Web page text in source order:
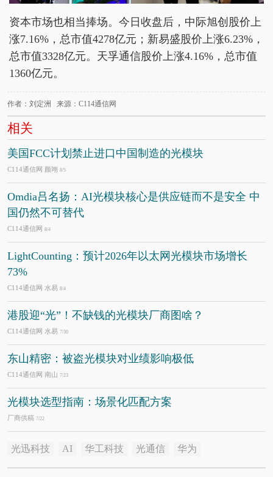
资本市场也相当捧场。今日收盘后，中际旭创股价上
涨7.16%，总市值4278亿元；新易盛股价上涨6.23%，
总市值3328亿元。天孚通信股价上涨4.16%，总市值
1360亿元。
作者：刘定洲 来源：C114通信网
相关
美国FCC计划禁止进口中国制造的光模块
C114通信网 颜翊 8/5
Omdia吕名扬：AI光模块核心是供应链而不是安全 中
国仍然不可替代
C114通信网 8/4
LightCounting：预计2026年以太网光模块市场增长
73%
C114通信网 水易 8/4
港股迎“光”！不缺钱的光模块厂商图啥？
C114通信网 水易 7/30
东山精密：被盗光模块对业绩影响极低
C114通信网 南山 7/23
光模块选型指南：场景化匹配方案
厂商供稿 7/22
光迅科技 AI 华工科技 光通信 华为